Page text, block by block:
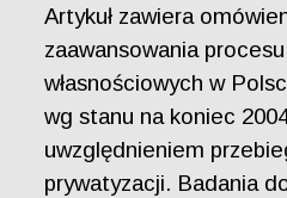
Artykuł zawiera
zaawansowania
własnościowych w
wg stanu na koniec
uwzględnieniem
prywatyzacji. Badania